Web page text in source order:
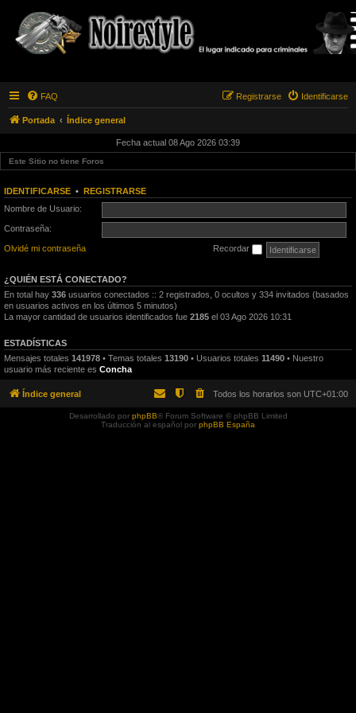
FAQ Identificarse
Registrarse
Portada Índice general
Fecha actual 08 Ago 2026 03:39
Este Sitio no tiene Foros
IDENTIFICARSE • REGISTRARSE
Nombre de Usuario:
Contraseña:
Olvidé mi contraseña Recordar
¿QUIÉN ESTÁ CONECTADO?
En total hay 336 usuarios conectados :: 2 registrados, 0 ocultos y 334 invitados (basados
en usuarios activos en los últimos 5 minutos)
La mayor cantidad de usuarios identificados fue 2185 el 03 Ago 2026 10:31
ESTADÍSTICAS
Mensajes totales 141978 • Temas totales 13190 • Usuarios totales 11490 • Nuestro
usuario más reciente es Concha
Índice general Todos los horarios son UTC+01:00
Desarrollado por phpBB® Forum Software © phpBB Limited
Traducción al español por phpBB España